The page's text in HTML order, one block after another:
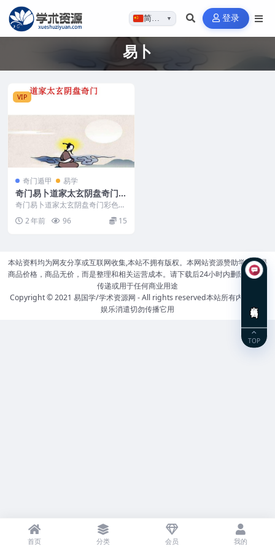
简体…▼ 登录
易卜
VIP
奇门遁甲 易学
奇门易卜道家太玄阴盘奇门彩
色版本PDF文档266页
奇门易卜道家太玄阴盘奇门彩色版
2 年前 96 15
本站资料均为网友分享或互联网收集,本站不拥有版权。本网站资源赞助学分不是
商品价格，商品无价，而是整理和相关运营成本。请下载后24小时内删除！不得
传递或用于任何商业用途
Copyright © 2021 易国学/学术资源网 - All rights reserved本站所有内容自用
娱乐消遣切勿传播它用
首页 分类 会员 我的
TOP